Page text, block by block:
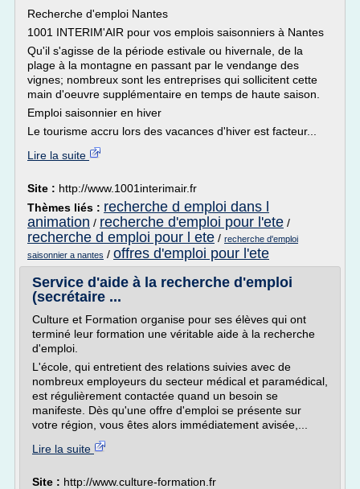
Recherche d'emploi Nantes
1001 INTERIM'AIR pour vos emplois saisonniers à Nantes
Qu'il s'agisse de la période estivale ou hivernale, de la
plage à la montagne en passant par le vendange des
vignes; nombreux sont les entreprises qui sollicitent cette
main d'oeuvre supplémentaire en temps de haute saison.
Emploi saisonnier en hiver
Le tourisme accru lors des vacances d'hiver est facteur...
Lire la suite
Site : http://www.1001interimair.fr
Thèmes liés : recherche d emploi dans l
animation / recherche d'emploi pour l'ete /
recherche d emploi pour l ete / recherche d'emploi
saisonnier a nantes / offres d'emploi pour l'ete
Service d'aide à la recherche d'emploi
(secrétaire ...
Culture et Formation organise pour ses élèves qui ont
terminé leur formation une véritable aide à la recherche
d'emploi.
L'école, qui entretient des relations suivies avec de
nombreux employeurs du secteur médical et paramédical,
est régulièrement contactée quand un besoin se
manifeste. Dès qu'une offre d'emploi se présente sur
votre région, vous êtes alors immédiatement avisée,...
Lire la suite
Site : http://www.culture-formation.fr